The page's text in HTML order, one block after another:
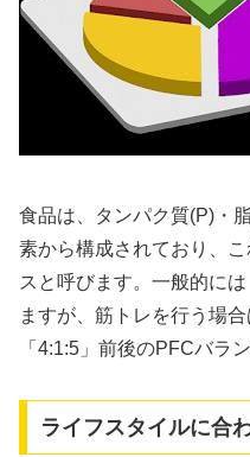
食品は、タンパク質(P)・
素から構成されており、
スと呼びます。一般的に
ますが、筋トレを行う場
「4:1:5」前後のPFCバラ
ライフスタイルに合